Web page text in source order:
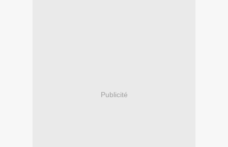
Publicité